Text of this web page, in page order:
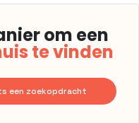
om een
te vinden
een zoekopdracht